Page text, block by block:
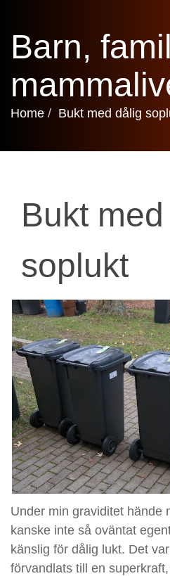
Barn,
Home Bukt med dålig
Bukt
soplukt
Under min graviditet hände
kanske inte så oväntat
känslig för dålig lukt. Det
förvandlats till en